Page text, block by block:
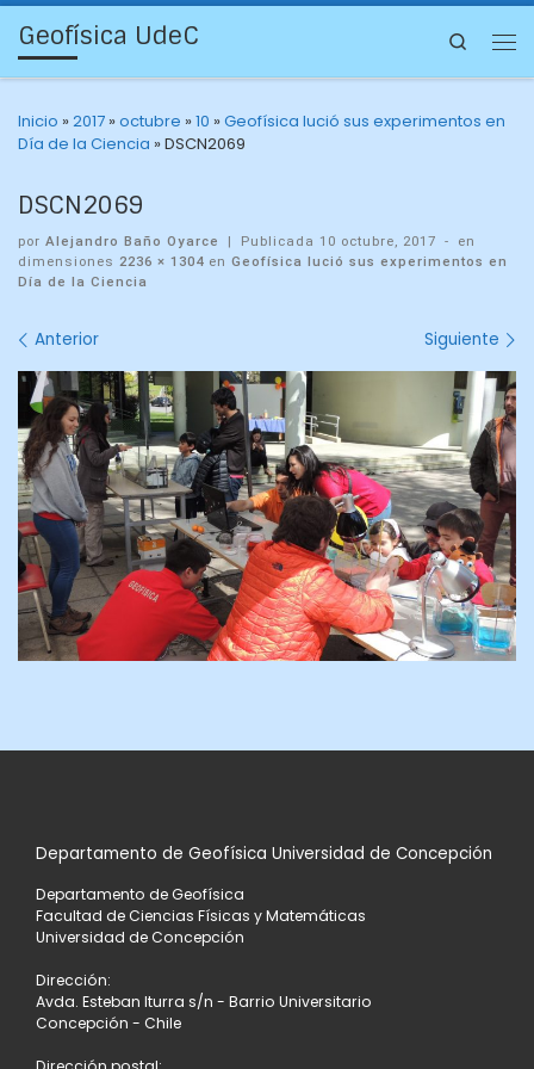
Geofísica UdeC Search
Inicio »2017 »octubre »10 »Geofísica lució sus experimentos en
Día de la Ciencia »DSCN2069
DSCN2069
por Alejandro Baño Oyarce | Publicada 10 octubre, 2017 -
en
dimensiones 2236 × 1304 en Geofísica lució sus experimentos en
Día de la Ciencia
Navegación
imágenes
Anterior Siguiente
Departamento de Geofísica Universidad de Concepción
Departamento de Geofísica
Facultad de Ciencias Físicas y Matemáticas
Universidad de Concepción
Dirección:
Avda. Esteban Iturra s/n - Barrio Universitario
Concepción - Chile